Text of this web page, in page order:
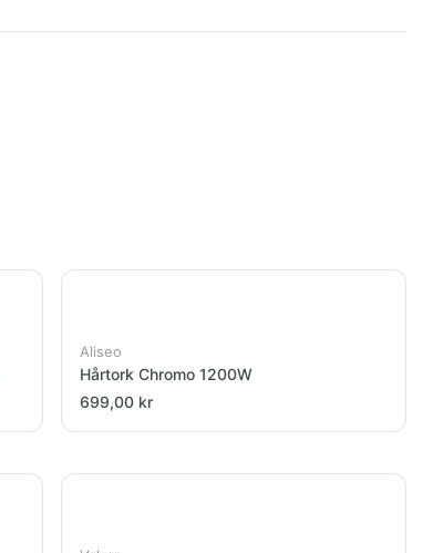
Aliseo
Hårtork Chromo 1200W
699,00 kr